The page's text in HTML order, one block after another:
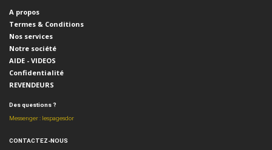
A propos
Termes & Conditions
Nos services
Notre société
AIDE - VIDEOS
Confidentialité
REVENDEURS
Des questions ?
Messenger : lespagesdor
CONTACTEZ-NOUS